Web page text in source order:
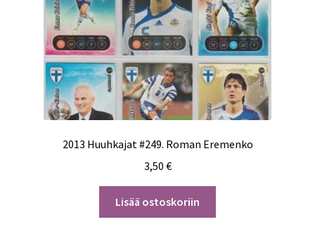
2013 Huuhkajat #249. Roman Eremenko
3,50 €
Lisää ostoskoriin